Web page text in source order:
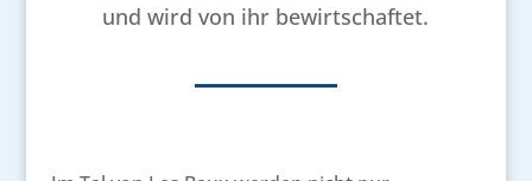
und wird von ihr bewirtschaftet.